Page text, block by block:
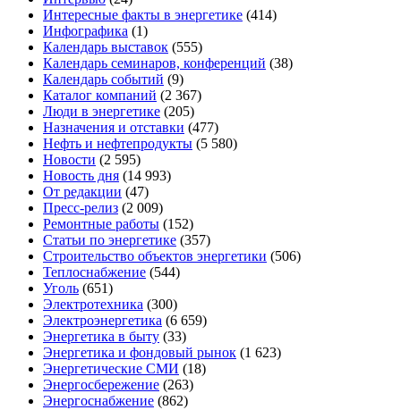
Интересные факты в энергетике (414)
Инфографика (1)
Календарь выставок (555)
Календарь семинаров, конференций (38)
Календарь событий (9)
Каталог компаний (2 367)
Люди в энергетике (205)
Назначения и отставки (477)
Нефть и нефтепродукты (5 580)
Новости (2 595)
Новость дня (14 993)
От редакции (47)
Пресс-релиз (2 009)
Ремонтные работы (152)
Статьи по энергетике (357)
Строительство объектов энергетики (506)
Теплоснабжение (544)
Уголь (651)
Электротехника (300)
Электроэнергетика (6 659)
Энергетика в быту (33)
Энергетика и фондовый рынок (1 623)
Энергетические СМИ (18)
Энергосбережение (263)
Энергоснабжение (862)